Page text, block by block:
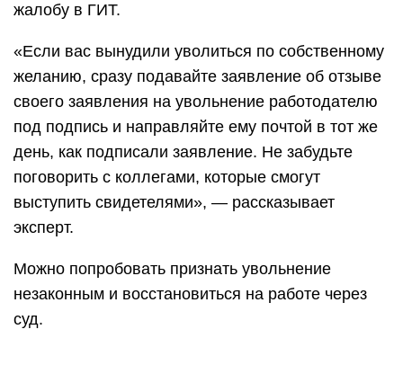
жалобу в ГИТ.
«Если вас вынудили уволиться по собственному
желанию, сразу подавайте заявление об отзыве
своего заявления на увольнение работодателю
под подпись и направляйте ему почтой в тот же
день, как подписали заявление. Не забудьте
поговорить с коллегами, которые смогут
выступить свидетелями», — рассказывает
эксперт.
Можно попробовать признать увольнение
незаконным и восстановиться на работе через
суд.